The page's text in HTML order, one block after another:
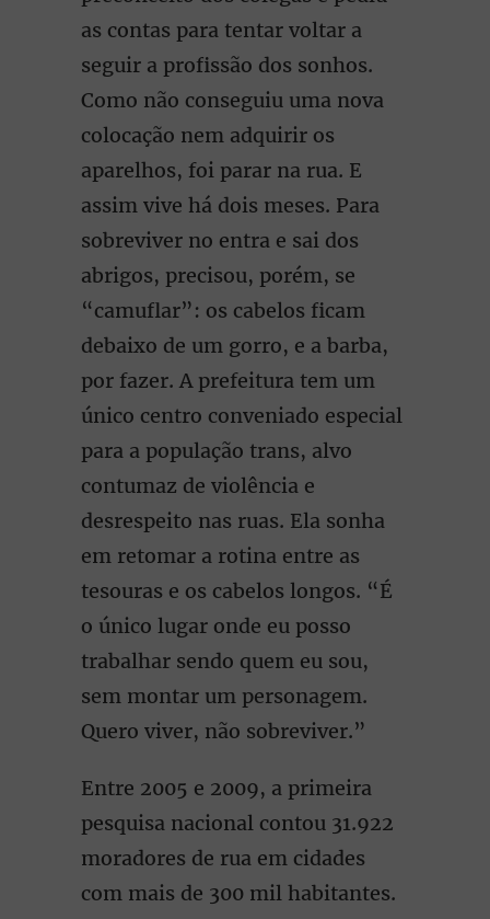
as contas para tentar voltar a
seguir a profissão dos sonhos.
Como não conseguiu uma nova
colocação nem adquirir os
aparelhos, foi parar na rua. E
assim vive há dois meses. Para
sobreviver no entra e sai dos
abrigos, precisou, porém, se
“camuflar”: os cabelos ficam
debaixo de um gorro, e a barba,
por fazer. A prefeitura tem um
único centro conveniado especial
para a população trans, alvo
contumaz de violência e
desrespeito nas ruas. Ela sonha
em retomar a rotina entre as
tesouras e os cabelos longos. “É
o único lugar onde eu posso
trabalhar sendo quem eu sou,
sem montar um personagem.
Quero viver, não sobreviver.”
Entre 2005 e 2009, a primeira
pesquisa nacional contou 31.922
moradores de rua em cidades
com mais de 300 mil habitantes.